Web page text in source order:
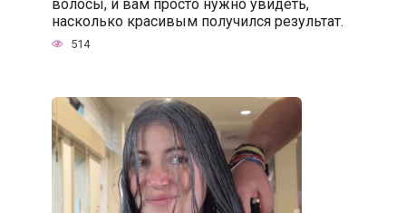
волосы, и вам просто нужно увидеть,
насколько красивым получился результат.
514